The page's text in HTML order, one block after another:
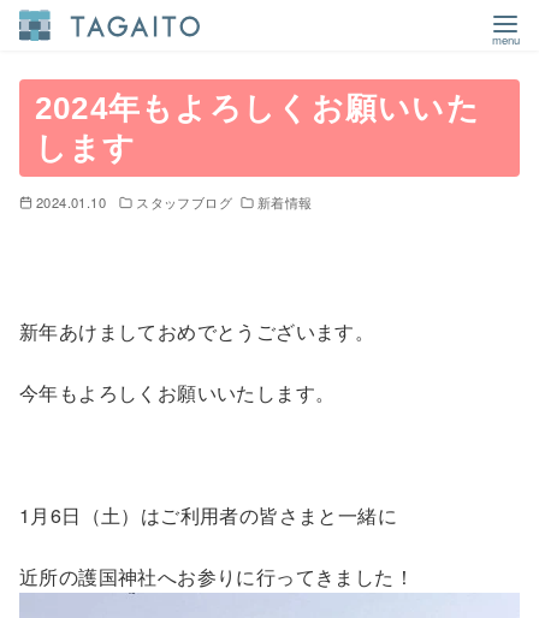
2024年もよろしくお願いいた
します
2024.01.10 スタッフブログ 新着情報
新年あけましておめでとうございます。
今年もよろしくお願いいたします。
1月6日（土）はご利用者の皆さまと一緒に
近所の護国神社へお参りに行ってきました！